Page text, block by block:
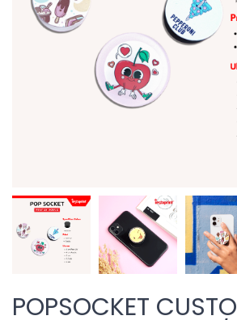
POPSOCKET